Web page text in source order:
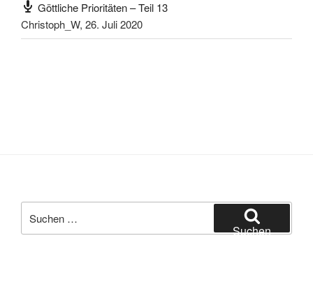
Göttliche Prioritäten – Teil 13
Christoph_W, 26. Juli 2020
nach:
Suchen